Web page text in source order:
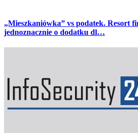
„Mieszkaniówka” vs podatek. Resort
jednoznacznie o dodatku dl…